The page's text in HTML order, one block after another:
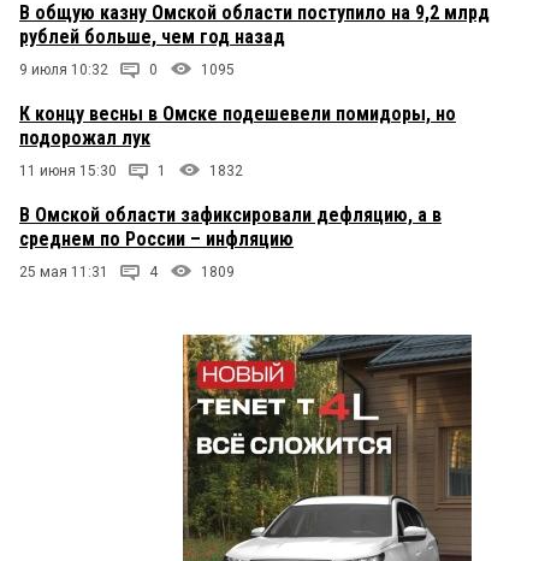
В общую казну Омской области поступило на 9,2 млрд
рублей больше, чем год назад
9 июля 10:32 0 1095
К концу весны в Омске подешевели помидоры, но
подорожал лук
11 июня 15:30 1 1832
В Омской области зафиксировали дефляцию, а в
среднем по России – инфляцию
25 мая 11:31 4 1809